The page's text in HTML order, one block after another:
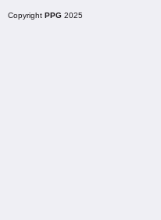
Copyright PPG 2025